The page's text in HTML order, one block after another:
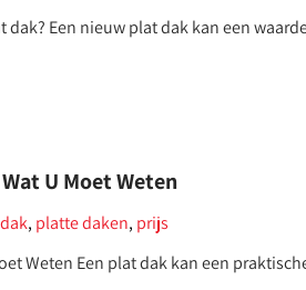
dak? Een nieuw plat dak kan een
U Moet Weten
, platte daken, prijs
Weten Een plat dak kan een